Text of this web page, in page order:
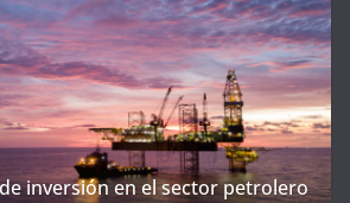
inversión en el sector petrolero